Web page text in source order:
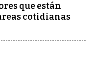
que están
cotidianas